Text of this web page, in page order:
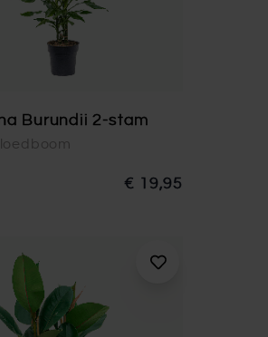
Burundii 2-stam
€ 19,95